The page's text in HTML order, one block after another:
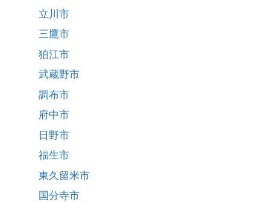
立川市
三鷹市
狛江市
武蔵野市
調布市
府中市
日野市
福生市
東久留米市
国分寺市